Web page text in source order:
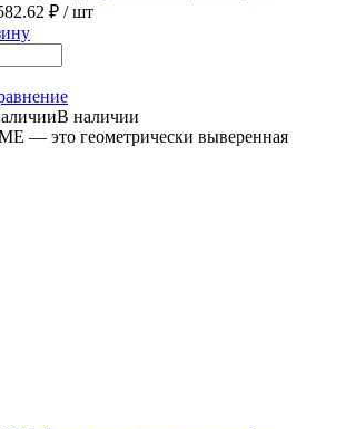
₽ / шт
В наличии
— это геометрически выверенная